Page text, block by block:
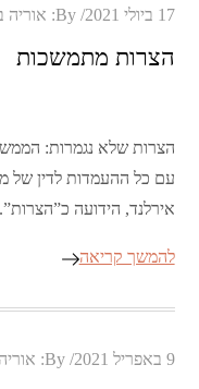
Posted
17 ביולי 2021 By: אוריה
הצרות מתמשכות
הצרות שלא נגמרות:
עם כל ההעמדות לדין של
אירלנד, הידועה
להמשך קריאה
Posted
9 באפריל 2021 By: